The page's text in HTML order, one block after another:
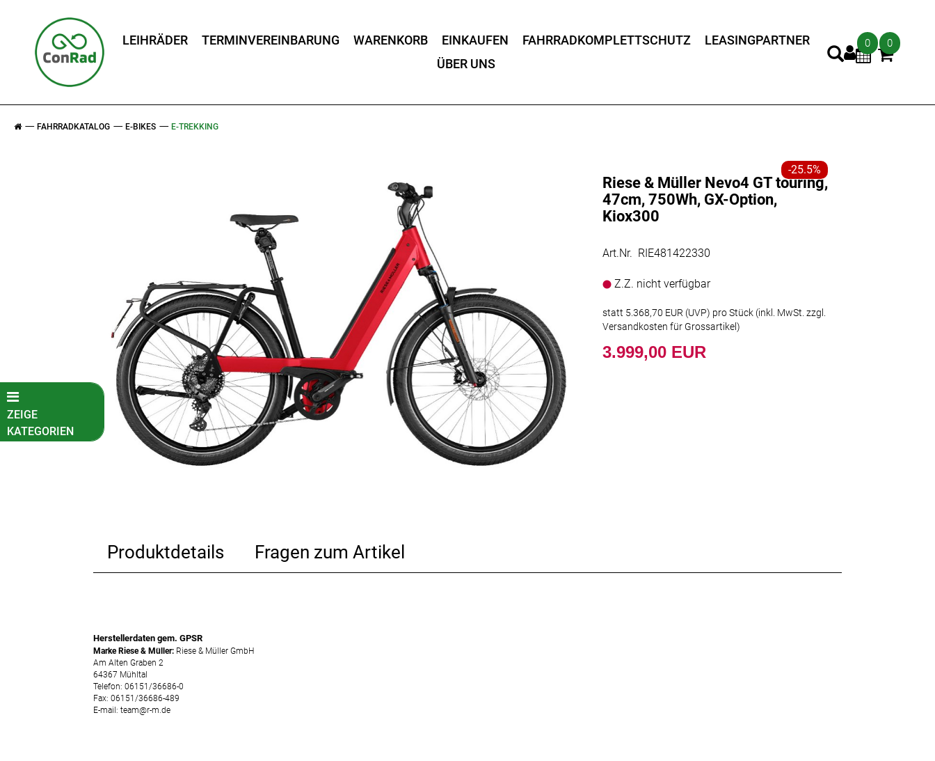
LEIHRÄDER TERMINVEREINBARUNG WARENKORB EINKAUFEN FAHRRADKOMPLETTSCHUTZ
LEASINGPARTNER
ÜBER UNS
0 0
FAHRRADKATALOG E-BIKES E-TREKKING
ZEIGE
KATEGORIEN
-25.5%
Riese & Müller Nevo4 GT touring,
47cm, 750Wh, GX-Option,
Kiox300
Art.Nr. RIE481422330
Z.Z. nicht verfügbar
statt 5.368,70 EUR (UVP) pro Stück (inkl. MwSt. zzgl.
Versandkosten für Grossartikel)
3.999,00 EUR
Produktdetails Fragen zum Artikel
Herstellerdaten gem. GPSR
Marke Riese & Müller: Riese & Müller GmbH
Am Alten Graben 2
64367 Mühltal
Telefon: 06151/36686-0
Fax: 06151/36686-489
E-mail: team@r-m.de